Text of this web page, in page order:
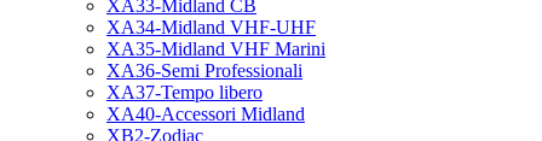
XA33-Midland CB
XA34-Midland VHF-UHF
XA35-Midland VHF Marini
XA36-Semi Professionali
XA37-Tempo libero
XA40-Accessori Midland
XB2-Zodiac